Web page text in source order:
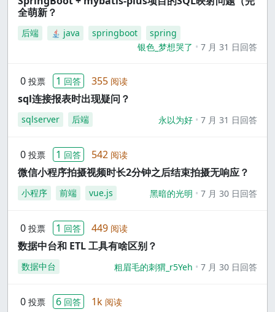
全萌新？
后端 java springboot
spring
银色_梦想哭了
7 月 31 日回答
0 投票 1 回答 355 阅读
sql连接报表时出现疑问？
sqlserver 后端 永以为好 7 月 31 日回答
0 投票 1 回答 542 阅读
微信小程序拍摄视频时长2分钟之后结束拍摄无响应？
小程序 前端 vue.js 黑暗的光明 7 月 30 日回答
0 投票 1 回答 449 阅读
数据中台和 ETL 工具有啥区别？
数据中台 粗眉毛的刺猬_r5Yeh 7 月 30 日回答
0 投票 6 回答 1k 阅读